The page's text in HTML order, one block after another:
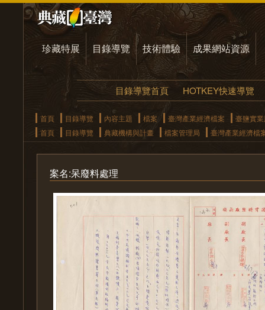
珍藏特展 目錄導覽 技術體驗 成果網站資源
目錄導覽首頁 HOTKEY快速導覽
首頁 目錄導覽 內容主題 檔案 臺灣產業經濟檔案
臺鹽實
首頁
目錄導覽 典藏機構與計畫 檔案管理局 臺灣產業經濟檔
案名:呆廢料處理